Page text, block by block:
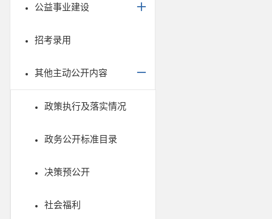
公益事业建设
招考录用
其他主动公开内容
政策执行及落实情况
政务公开标准目录
决策预公开
社会福利